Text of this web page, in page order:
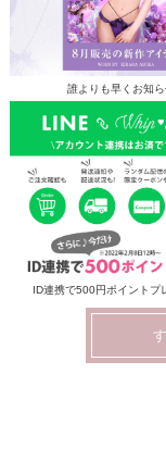
誰よりも早くお知ら
ID連携で500円ポイントプ